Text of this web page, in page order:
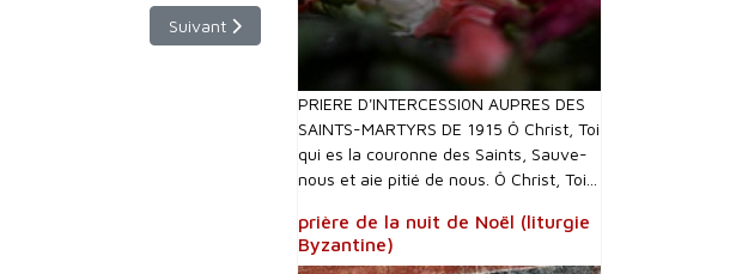
Article suivant : Le Voyage du Pape François en Terre Sainte : à la
Suivant
PRIERE D'INTERCESSI0N AUPRES DES
SAINTS-MARTYRS DE 1915 Ô Christ, Toi
qui es la couronne des Saints, Sauve-
nous et aie pitié de nous. Ô Christ, Toi...
prière de la nuit de Noël (liturgie
Byzantine)